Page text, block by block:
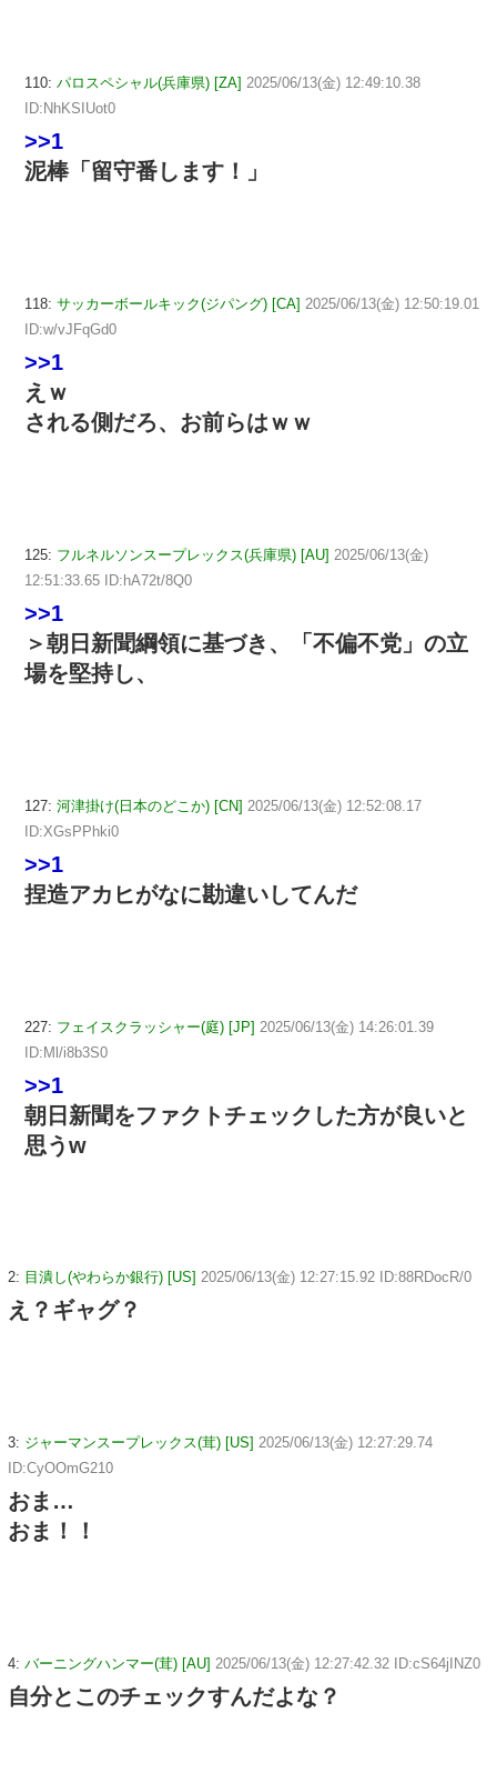
110: パロスペシャル(兵庫県) [ZA] 2025/06/13(金) 12:49:10.38
ID:NhKSIUot0
>>1
泥棒「留守番します！」
118: サッカーボールキック(ジパング) [CA] 2025/06/13(金) 12:50:19.01
ID:w/vJFqGd0
>>1
えｗ
される側だろ、お前らはｗｗ
125: フルネルソンスープレックス(兵庫県) [AU] 2025/06/13(金)
12:51:33.65 ID:hA72t/8Q0
>>1
＞朝日新聞綱領に基づき、「不偏不党」の立
場を堅持し、
127: 河津掛け(日本のどこか) [CN] 2025/06/13(金) 12:52:08.17
ID:XGsPPhki0
>>1
捏造アカヒがなに勘違いしてんだ
227: フェイスクラッシャー(庭) [JP] 2025/06/13(金) 14:26:01.39
ID:Ml/i8b3S0
>>1
朝日新聞をファクトチェックした方が良いと
思うw
2: 目潰し(やわらか銀行) [US] 2025/06/13(金) 12:27:15.92 ID:88RDocR/0
え？ギャグ？
3: ジャーマンスープレックス(茸) [US] 2025/06/13(金) 12:27:29.74
ID:CyOOmG210
おま…
おま！！
4: バーニングハンマー(茸) [AU] 2025/06/13(金) 12:27:42.32 ID:cS64jINZ0
自分とこのチェックすんだよな？